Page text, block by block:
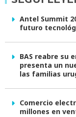
Antel Summit
futuro
BAS reabre su
presenta un
las familias
Comercio
millones en